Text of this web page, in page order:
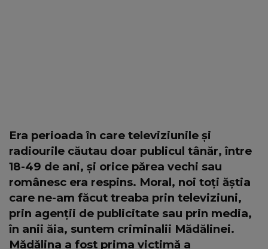
Era perioada în care televiziunile și
radiourile căutau doar publicul tânăr, între
18-49 de ani, și orice părea vechi sau
românesc era respins. Moral, noi toți ăștia
care ne-am făcut treaba prin televiziuni,
prin agenții de publicitate sau prin media,
în anii ăia, suntem criminalii Mădălinei.
Mădălina a fost prima victimă a